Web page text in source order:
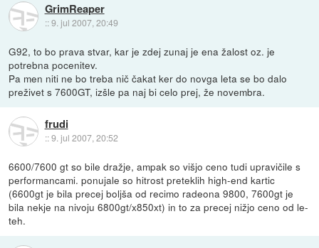
GrimReaper
::9. jul 2007, 20:49
G92, to bo prava stvar, kar je zdej zunaj je ena žalost oz. je
potrebna pocenitev.
Pa men niti ne bo treba nič čakat ker do novga leta se bo dalo
preživet s 7600GT, izšle pa naj bi celo prej, že novembra.
frudi
::9. jul 2007, 20:52
6600/7600 gt so bile dražje, ampak so višjo ceno tudi upravičile s
performancami. ponujale so hitrost preteklih high-end kartic
(6600gt je bila precej boljša od recimo radeona 9800, 7600gt je
bila nekje na nivoju 6800gt/x850xt) in to za precej nižjo ceno od le-
teh.